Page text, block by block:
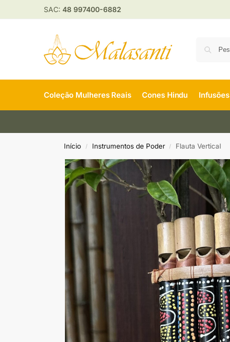
SAC: 48 997400-6882
Coleção Mulheres Reais Cones Hindu Infusões
Início / Instrumentos de Poder / Flauta Vertical